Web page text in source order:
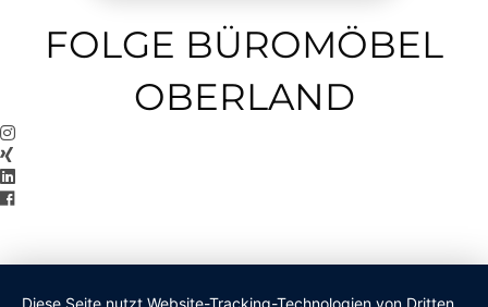
FOLGE BÜROMÖBEL
OBERLAND
Diese Seite nutzt Website-Tracking-Technologien von Dritten,